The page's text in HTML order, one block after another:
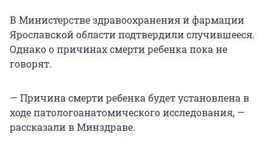
В Министерстве здравоохранения и фармации
Ярославской области подтвердили случившееся.
Однако о причинах смерти ребенка пока не
говорят.
— Причина смерти ребенка будет установлена в
ходе патологоанатомического исследования, —
рассказали в Минздраве.